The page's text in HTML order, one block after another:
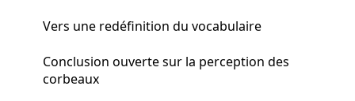
Vers une redéfinition du vocabulaire
Conclusion ouverte sur la perception des
corbeaux